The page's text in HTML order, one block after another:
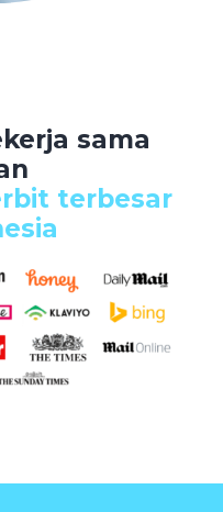
sama
terbesar